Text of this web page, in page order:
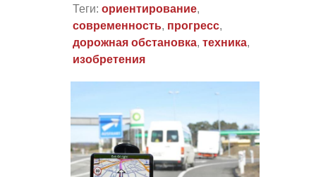
Теги: ориентирование,
современность, прогресс,
дорожная обстановка, техника,
изобретения